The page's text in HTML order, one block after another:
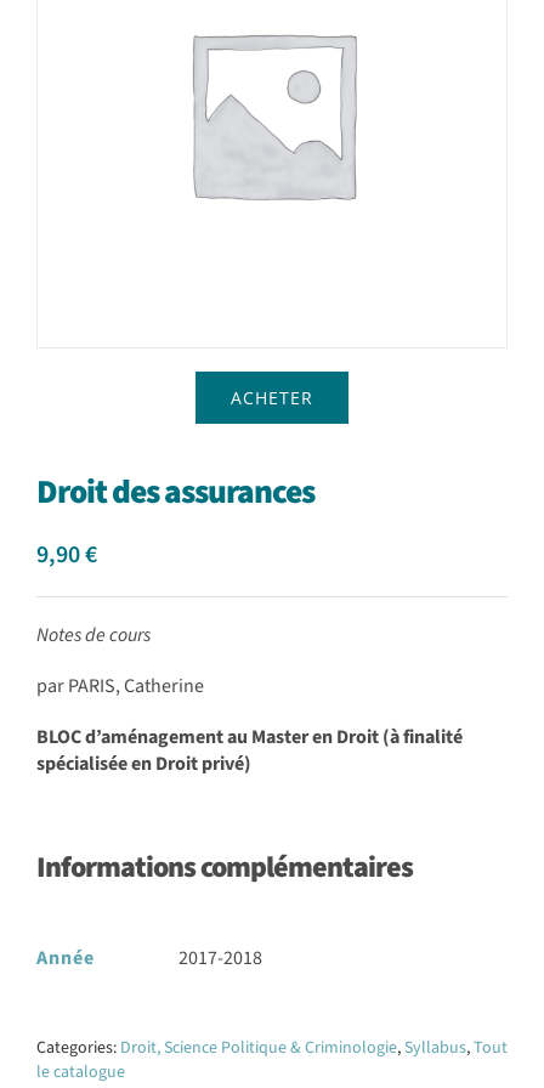
Panier WooCommerce
ACHETER
Droit des assurances
9,90€
Notes de cours
par PARIS, Catherine
BLOC d’aménagement au Master en Droit (à finalité
spécialisée en Droit privé)
Informations complémentaires
Année 2017-2018
Categories: Droit, Science Politique & Criminologie,Syllabus,Tout
le catalogue